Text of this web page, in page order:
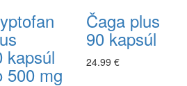
kapsúl
500 mg
Čaga plus
90 kapsúl
24.99 €